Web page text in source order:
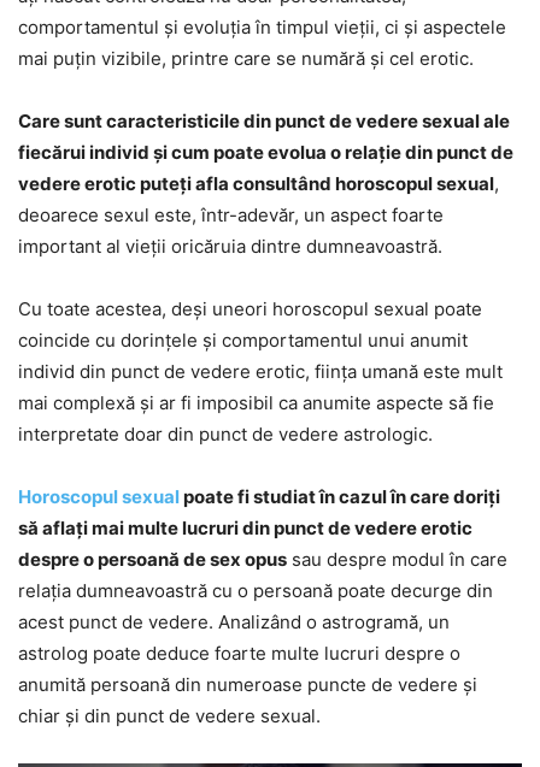
comportamentul și evoluția în timpul vieții, ci și aspectele
mai puțin vizibile, printre care se numără și cel erotic.
Care sunt caracteristicile din punct de vedere sexual ale
fiecărui individ și cum poate evolua o relație din punct de
vedere erotic puteți afla consultând horoscopul sexual,
deoarece sexul este, într-adevăr, un aspect foarte
important al vieții oricăruia dintre dumneavoastră.
Cu toate acestea, deși uneori horoscopul sexual poate
coincide cu dorințele și comportamentul unui anumit
individ din punct de vedere erotic, ființa umană este mult
mai complexă și ar fi imposibil ca anumite aspecte să fie
interpretate doar din punct de vedere astrologic.
Horoscopul sexualpoate fi studiat în cazul în care doriți
să aflați mai multe lucruri din punct de vedere erotic
despre o persoană de sex opus sau despre modul în care
relația dumneavoastră cu o persoană poate decurge din
acest punct de vedere. Analizând o astrogramă, un
astrolog poate deduce foarte multe lucruri despre o
anumită persoană din numeroase puncte de vedere și
chiar și din punct de vedere sexual.